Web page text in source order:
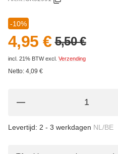
-10%
4,95 € 5,50 €
incl. 21% BTWexcl. Verzending
Netto: 4,09 €
Levertijd: 2 - 3 werkdagen NL/BE